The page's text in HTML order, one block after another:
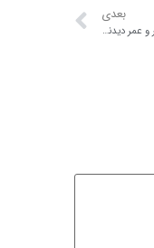
بعدی
آیا قبل از سقیفه خلفای سه گانه نقشه ای برای خلافت داشتند؟ چون در کتاب های آیت الله میلانی خواندم وقتی ابوبکر و عمر دیدند انصار در سقیفه جمع شده اند آن دو سریع به آنجا رفتند که نگذارند انصار به حکومت برسند